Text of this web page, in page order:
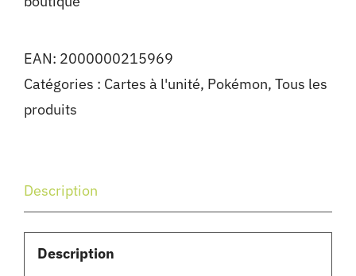
EAN: 2000000215969
Catégories : Cartes à l'unité, Pokémon, Tous les
produits
Description
Description